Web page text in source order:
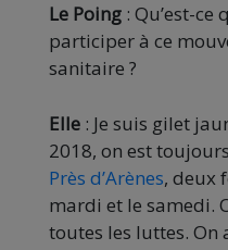
Le Poing : Qu’est-ce
participer à ce
sanitaire ?
Elle : Je suis gilet
2018, on est
Près d’Arènes, deux
mardi et le samedi.
toutes les luttes. On